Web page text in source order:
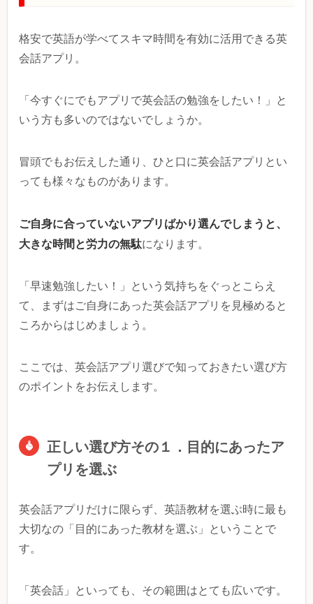
格安で英語が学べてスキマ時間を有効に活用できる英
会話アプリ。
「今すぐにでもアプリで英会話の勉強をしたい！」と
いう方も多いのではないでしょうか。
冒頭でもお伝えした通り、ひと口に英会話アプリとい
っても様々なものがあります。
ご自身に合っていないアプリばかり選んでしまうと、
大きな時間と労力の無駄になります。
「早速勉強したい！」という気持ちをぐっとこらえ
て、まずはご自身にあった英会話アプリを見極めると
ころからはじめましょう。
ここでは、英会話アプリ選びで知っておきたい選び方
のポイントをお伝えします。
正しい選び方その１．目的にあったア
プリを選ぶ
英会話アプリだけに限らず、英語教材を選ぶ時に最も
大切なの「目的にあった教材を選ぶ」ということで
す。
「英会話」といっても、その範囲はとても広いです。